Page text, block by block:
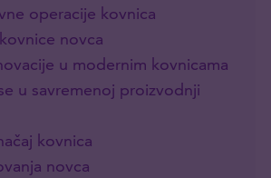
operacije kovnica
novca
u modernim kovnicama
u savremenoj proizvodnji
kovnica
novca